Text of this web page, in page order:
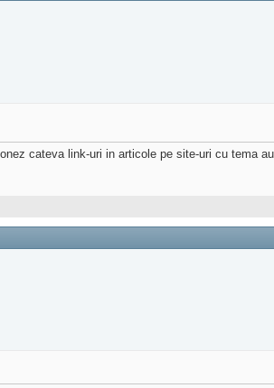
cateva link-uri in articole pe site-uri cu tema